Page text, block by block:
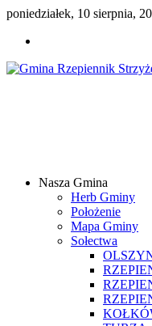
poniedziałek, 10 sierpnia,
Samorządowy
Internetowy
Nasza Gmina
Herb Gminy
Położenie
Mapa Gminy
Sołectwa